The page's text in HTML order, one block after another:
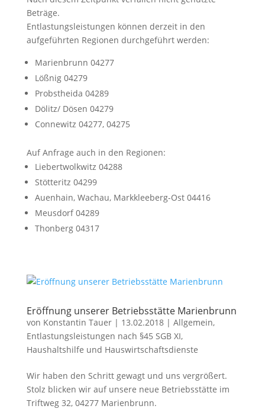
Beträge.
Entlastungsleistungen können derzeit in den
aufgeführten Regionen durchgeführt werden:
Marienbrunn 04277
Lößnig 04279
Probstheida 04289
Dölitz/ Dösen 04279
Connewitz 04277, 04275
Auf Anfrage auch in den Regionen:
Liebertwolkwitz 04288
Stötteritz 04299
Auenhain, Wachau, Markkleeberg-Ost 04416
Meusdorf 04289
Thonberg 04317
Eröffnung unserer Betriebsstätte Marienbrunn
von Konstantin Tauer| 13.02.2018| Allgemein,
Entlastungsleistungen nach §45 SGB XI,
Haushaltshilfe und Hauswirtschaftsdienste
Wir haben den Schritt gewagt und uns vergrößert.
Stolz blicken wir auf unsere neue Betriebsstätte im
Triftweg 32, 04277 Marienbrunn.